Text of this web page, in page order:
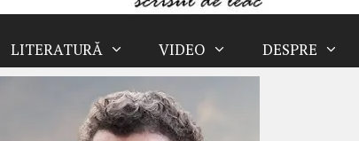
LITERATURĂ VIDEO DESPRE